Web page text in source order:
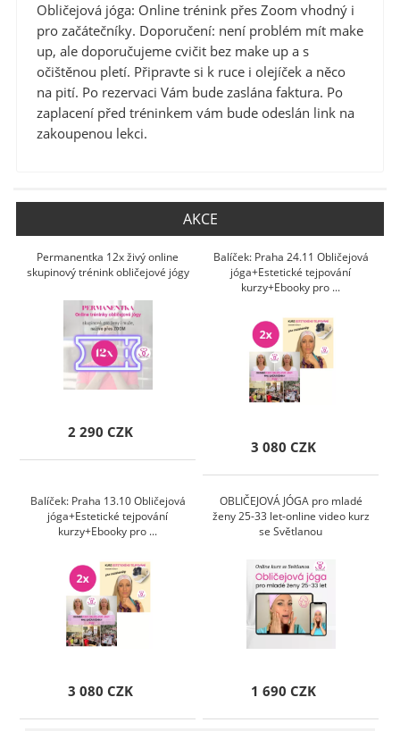
Obličejová jóga: Online trénink přes Zoom vhodný i
pro začátečníky. Doporučení: není problém mít make
up, ale doporučujeme cvičit bez make up a s
očištěnou pletí. Připravte si k ruce i olejíček a něco
na pití. Po rezervaci Vám bude zaslána faktura. Po
zaplacení před tréninkem vám bude odeslán link na
zakoupenou lekci.
AKCE
Permanentka 12x živý online
skupinový trénink obličejové jógy
2 290 CZK
Balíček: Praha 24.11 Obličejová
jóga+Estetické tejpování
kurzy+Ebooky pro ...
3 080 CZK
Balíček: Praha 13.10 Obličejová
jóga+Estetické tejpování
kurzy+Ebooky pro ...
3 080 CZK
OBLIČEJOVÁ JÓGA pro mladé
ženy 25-33 let-online video kurz
se Světlanou
1 690 CZK